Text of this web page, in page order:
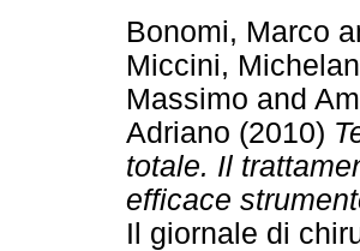
Bonomi, Marco
Miccini,
Massimo and
Adriano (2010)
totale. Il
efficace
Il giornale di